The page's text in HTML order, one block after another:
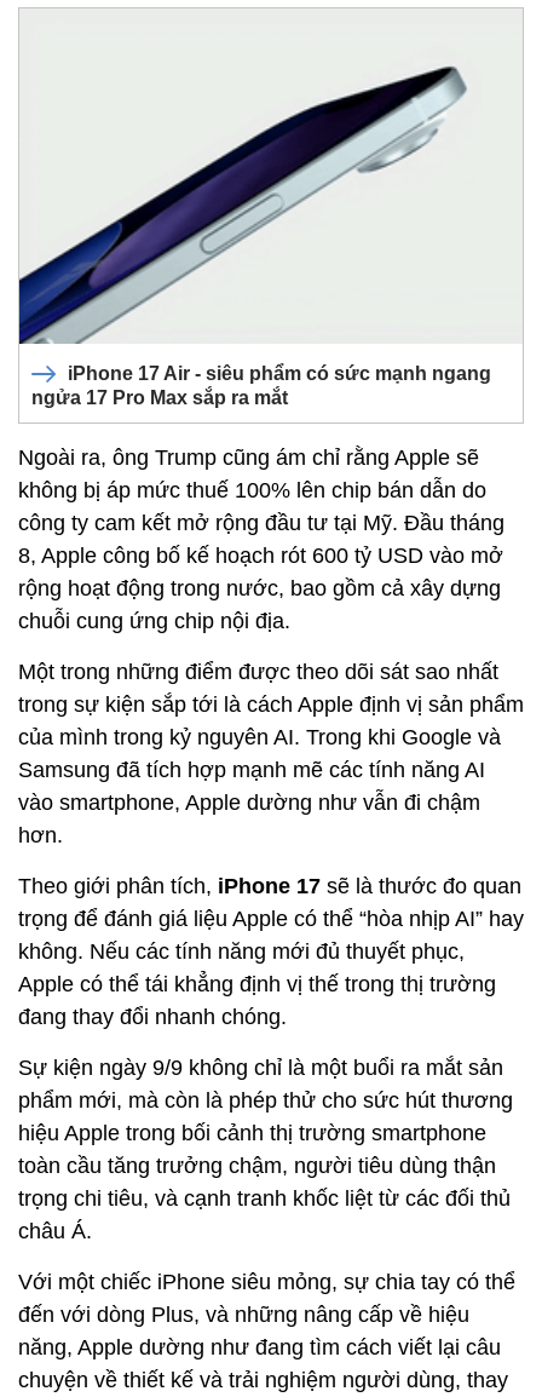
iPhone 17 Air - siêu phẩm có sức mạnh ngang
ngửa 17 Pro Max sắp ra mắt
Ngoài ra, ông Trump cũng ám chỉ rằng Apple sẽ
không bị áp mức thuế 100% lên chip bán dẫn do
công ty cam kết mở rộng đầu tư tại Mỹ. Đầu tháng
8, Apple công bố kế hoạch rót 600 tỷ USD vào mở
rộng hoạt động trong nước, bao gồm cả xây dựng
chuỗi cung ứng chip nội địa.
Một trong những điểm được theo dõi sát sao nhất
trong sự kiện sắp tới là cách Apple định vị sản phẩm
của mình trong kỷ nguyên AI. Trong khi Google và
Samsung đã tích hợp mạnh mẽ các tính năng AI
vào smartphone, Apple dường như vẫn đi chậm
hơn.
Theo giới phân tích, iPhone 17 sẽ là thước đo quan
trọng để đánh giá liệu Apple có thể “hòa nhịp AI” hay
không. Nếu các tính năng mới đủ thuyết phục,
Apple có thể tái khẳng định vị thế trong thị trường
đang thay đổi nhanh chóng.
Sự kiện ngày 9/9 không chỉ là một buổi ra mắt sản
phẩm mới, mà còn là phép thử cho sức hút thương
hiệu Apple trong bối cảnh thị trường smartphone
toàn cầu tăng trưởng chậm, người tiêu dùng thận
trọng chi tiêu, và cạnh tranh khốc liệt từ các đối thủ
châu Á.
Với một chiếc iPhone siêu mỏng, sự chia tay có thể
đến với dòng Plus, và những nâng cấp về hiệu
năng, Apple dường như đang tìm cách viết lại câu
chuyện về thiết kế và trải nghiệm người dùng, thay